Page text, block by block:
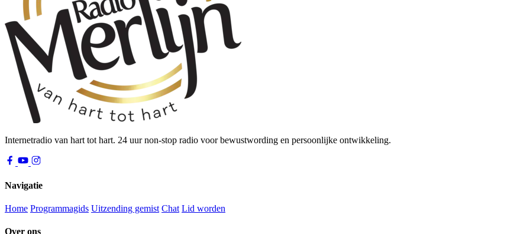
Internetradio van hart tot hart. 24 uur non-stop radio voor bewustwording en persoonlijke ontwikkeling.
Navigatie
Home Programmagids Uitzending gemist Chat Lid worden
Over ons